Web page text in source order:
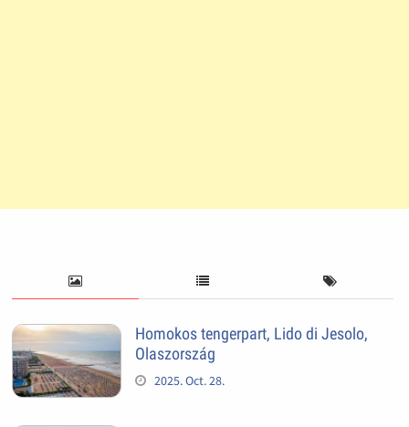
Homokos tengerpart, Lido di Jesolo,
Olaszország
2025. Oct. 28.